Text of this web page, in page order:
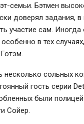
семьи. Бэтмен
доверял задания,
участие сам. Иногда
в тех
несколько сольных
гость серии
были
Сойер.